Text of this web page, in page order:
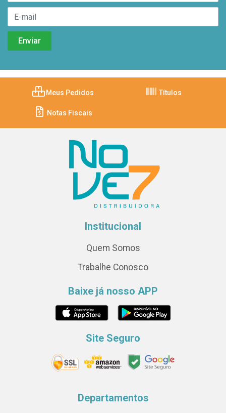
Meus Pedidos Títulos
Notas Fiscais
Institucional
Quem Somos
Trabalhe Conosco
Baixe já nosso APP
Site Seguro
Departamentos